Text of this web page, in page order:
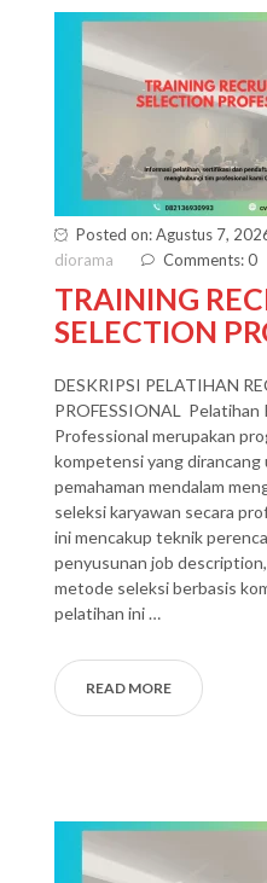
Posted on: Agustus 7,
diorama
Comments: 0
TRAINING
SELECTION
DESKRIPSI PELATIHAN
PROFESSIONAL
Professional merupakan
kompetensi yang dirancang
pemahaman mendalam
seleksi karyawan secara
ini mencakup teknik
penyusunan job
metode seleksi berbasis
pelatihan ini …
READ MORE